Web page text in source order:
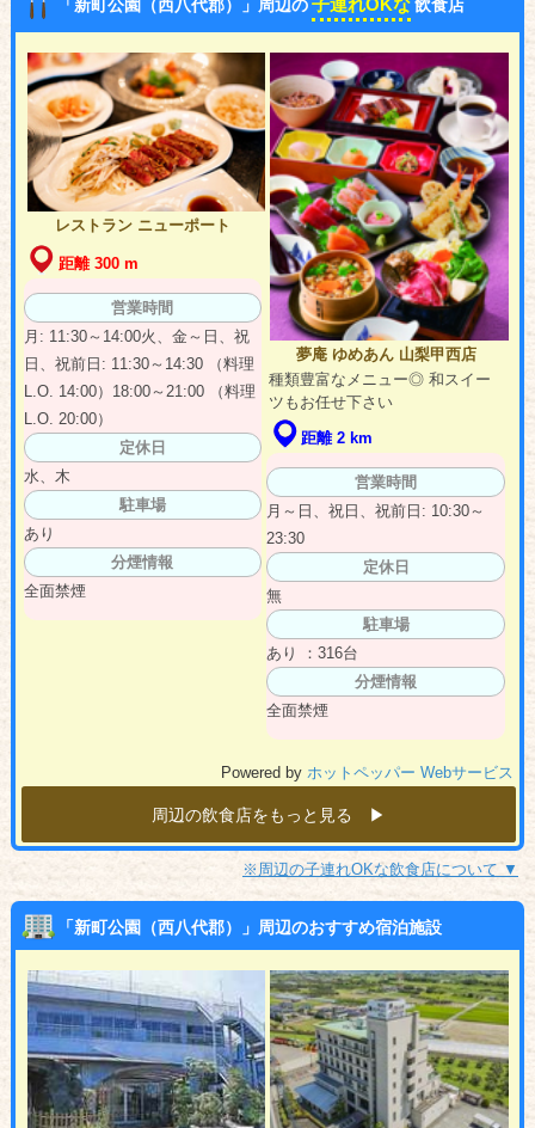
「新町公園（西八代郡）」周辺の 飲食店
レストラン ニューポート
距離 300 m
営業時間
月: 11:30～14:00火、金～日、祝
日、祝前日: 11:30～14:30 （料理
L.O. 14:00）18:00～21:00 （料理
L.O. 20:00）
定休日
水、木
駐車場
あり
分煙情報
全面禁煙
夢庵 ゆめあん 山梨甲西店
種類豊富なメニュー◎ 和スイー
ツもお任せ下さい
距離 2 km
営業時間
月～日、祝日、祝前日: 10:30～
23:30
定休日
無
駐車場
あり ：316台
分煙情報
全面禁煙
Powered byホットペッパー Webサービス
周辺の飲食店をもっと見る ▶︎
※周辺の子連れOKな飲食店について ▼
「新町公園（西八代郡）」周辺のおすすめ宿泊施設